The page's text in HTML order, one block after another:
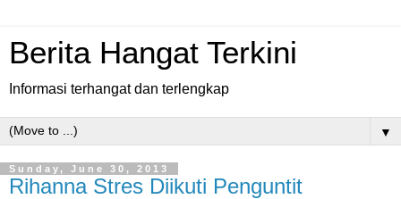
Berita Hangat Terkini
Informasi terhangat dan terlengkap
▼
Sunday, June 30, 2013
Rihanna Stres Diikuti Penguntit